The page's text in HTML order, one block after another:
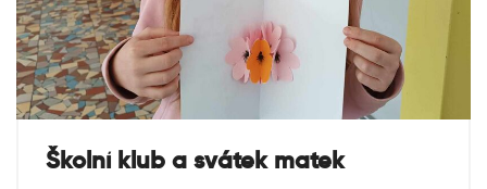
Školní klub a svátek matek